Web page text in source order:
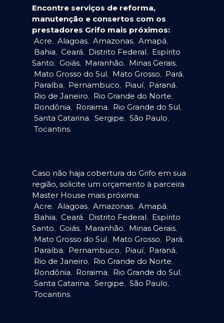
Encontre serviços de reforma,
manutenção e consertos com os
prestadores Grifo mais próximos:
Acre, Alagoas, Amazonas, Amapá,
Bahia, Ceará, Distrito Federal, Espírito
Santo, Goiás, Maranhão, Minas Gerais,
Mato Grosso do Sul, Mato Grosso, Pará,
Paraíba, Pernambuco, Piauí, Paraná,
Rio de Janeiro, Rio Grande do Norte,
Rondônia, Roraima, Rio Grande do Sul,
Santa Catarina, Sergipe, São Paulo,
Tocantins.
Caso não haja cobertura do Grifo em sua
região, solicite um orçamento à parceira
Master House mais próxima:
Acre, Alagoas, Amazonas, Amapá,
Bahia, Ceará, Distrito Federal, Espírito
Santo, Goiás, Maranhão, Minas Gerais,
Mato Grosso do Sul, Mato Grosso, Pará,
Paraíba, Pernambuco, Piauí, Paraná,
Rio de Janeiro, Rio Grande do Norte,
Rondônia, Roraima, Rio Grande do Sul,
Santa Catarina, Sergipe, São Paulo,
Tocantins.